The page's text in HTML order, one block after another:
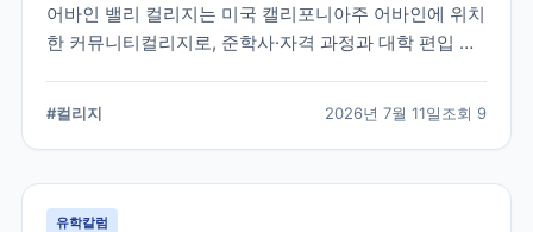
어바인 밸리 컬리지는 미국 캘리포니아주 어바인에 위치
한 커뮤니티컬리지로, 준학사·자격 과정과 대학 편입 준
#컬리지 2026년 7월 11일조회 9
유학칼럼